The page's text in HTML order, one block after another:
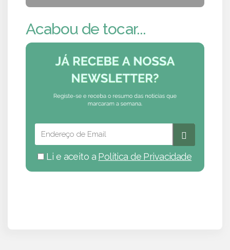
Acabou de tocar...
Li e aceito a Política de Privacidade